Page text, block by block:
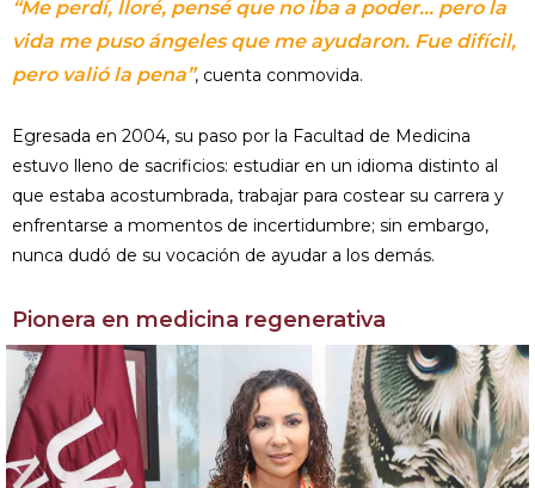
“Me perdí, lloré, pensé que no iba a poder… pero la
vida me puso ángeles que me ayudaron. Fue difícil,
pero valió la pena”, cuenta conmovida.
Egresada en 2004, su paso por la Facultad de Medicina
estuvo lleno de sacrificios: estudiar en un idioma distinto al
que estaba acostumbrada, trabajar para costear su carrera y
enfrentarse a momentos de incertidumbre; sin embargo,
nunca dudó de su vocación de ayudar a los demás.
Pionera en medicina regenerativa